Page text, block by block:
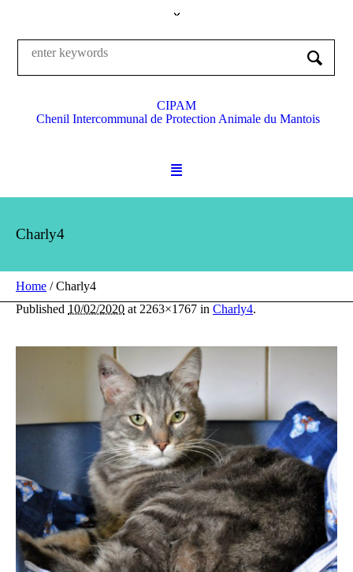
CIPAM
Chenil Intercommunal de Protection Animale du Mantois
Charly4
Home /Charly4
Published 10/02/2020 at 2263×1767 in Charly4.